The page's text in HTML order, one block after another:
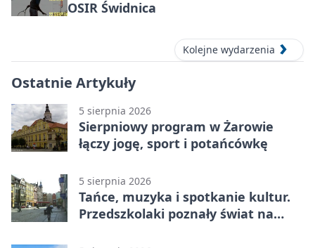
OSIR Świdnica
Kolejne wydarzenia
Ostatnie Artykuły
5 sierpnia 2026
Sierpniowy program w Żarowie
łączy jogę, sport i potańcówkę
5 sierpnia 2026
Tańce, muzyka i spotkanie kultur.
Przedszkolaki poznały świat na